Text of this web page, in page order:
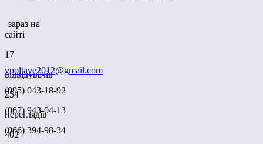
зараз на
сайті
17
відвідувачів
254
переглядів
402
vpoltave2012@gmail.com
(095) 043-18-92
(067) 943-04-13
(066) 394-98-34